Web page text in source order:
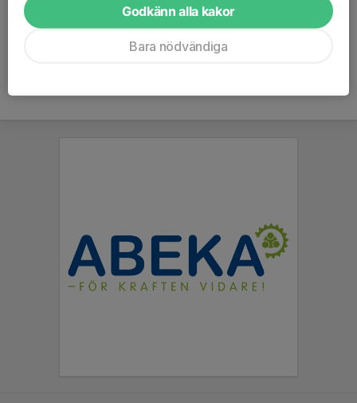
Titel Huvudtränare
Godkänn alla kakor
Bara nödvändiga